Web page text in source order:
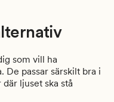
som vill ha
De passar särskilt bra i
ljuset ska stå